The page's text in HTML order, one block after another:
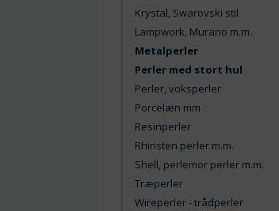
Krystal, Swarovski stil
Lampwork, Murano m.m.
Metalperler
Perler med stort hul
Perler, voksperler
Porcelæn mm
Resinperler
Rhinsten perler m.m.
Shell, perlemor perler m.m.
Træperler
Wireperler - trådperler